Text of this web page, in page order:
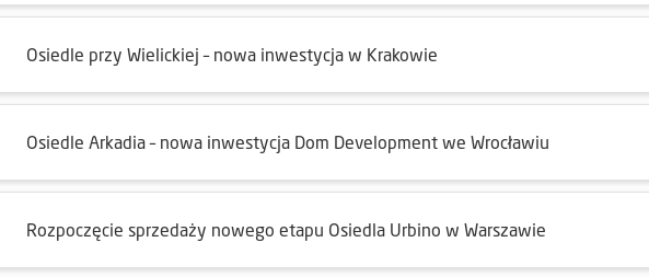
Osiedle przy Wielickiej – nowa inwestycja w Krakowie
Osiedle Arkadia – nowa inwestycja Dom Development we Wrocławiu
Rozpoczęcie sprzedaży nowego etapu Osiedla Urbino w Warszawie